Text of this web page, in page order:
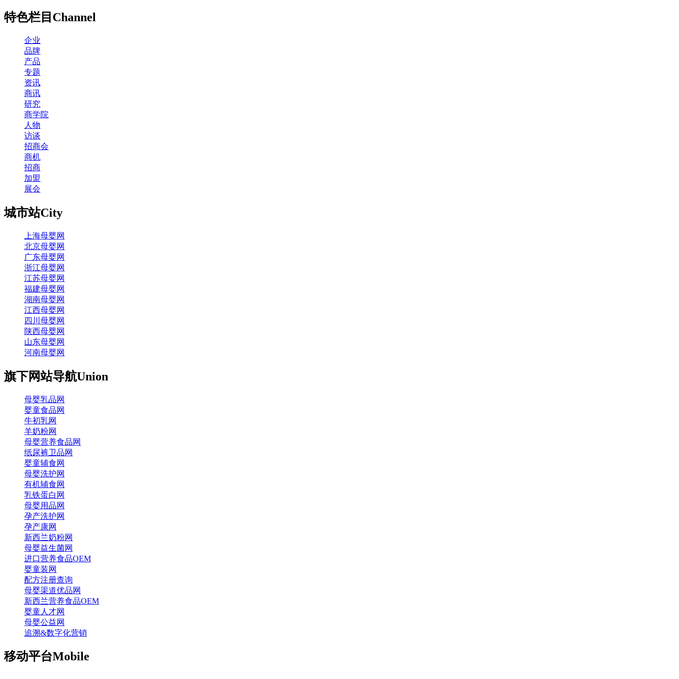
特色栏目 Channel
企业
品牌
产品
专题
资讯
商讯
研究
商学院
人物
访谈
招商会
商机
招商
加盟
展会
城市站City
上海母婴网
北京母婴网
广东母婴网
浙江母婴网
江苏母婴网
福建母婴网
湖南母婴网
江西母婴网
四川母婴网
陕西母婴网
山东母婴网
河南母婴网
旗下网站导航Union
母婴乳品网
婴童食品网
牛初乳网
羊奶粉网
母婴营养食品网
纸尿裤卫品网
婴童辅食网
母婴洗护网
有机辅食网
乳铁蛋白网
母婴用品网
孕产洗护网
孕产康网
新西兰奶粉网
母婴益生菌网
进口营养食品OEM
婴童装网
配方注册查询
母婴渠道优品网
新西兰营养食品OEM
婴童人才网
母婴公益网
追溯&数字化营销
移动平台Mobile